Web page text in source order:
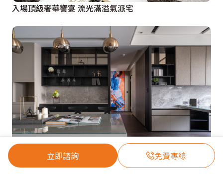
立即諮詢 免費專線
入場頂級奢華饗宴 流光滿溢氣派宅
俯拾皆美景！低斂微奢人文雅居